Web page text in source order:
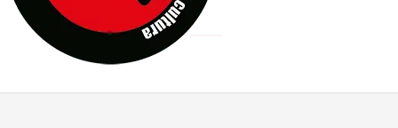
MARSHALL FLASH PRESENTA EN EXVITA [RELATIVA
JOFRE BARDAGÍ EN EXVITA INTERPRETANDO A SERRAT